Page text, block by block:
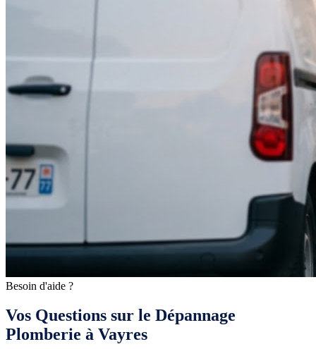
Besoin d'aide ?
Vos Questions sur le Dépannage
Plomberie à Vayres